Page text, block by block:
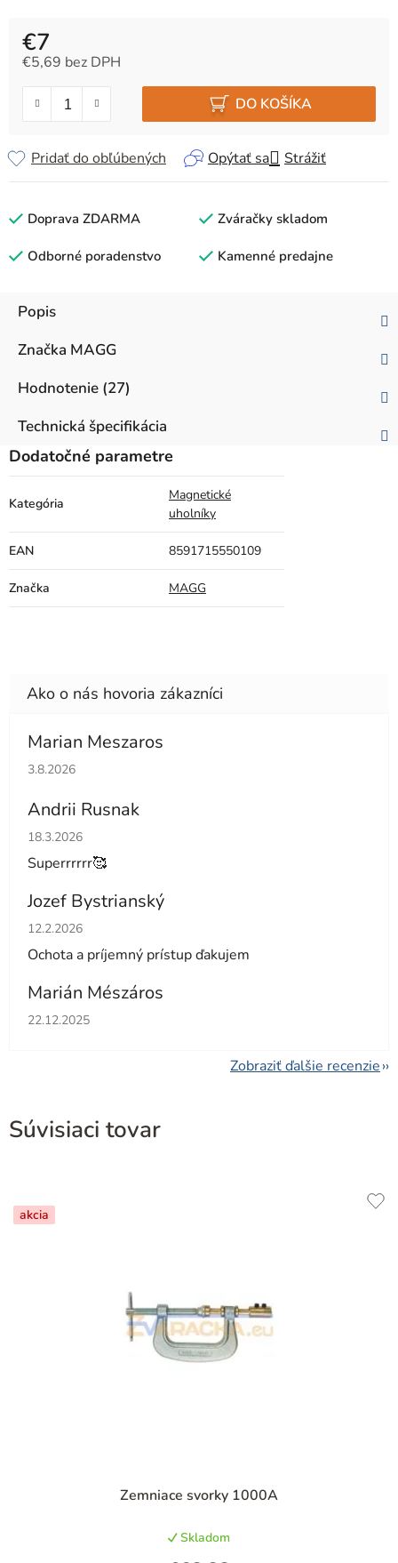
€7
€5,69 bez DPH
DO KOŠÍKA
Opýtať sa Strážiť
Pridať do obľúbených
Doprava ZDARMA Zváračky skladom
Odborné poradenstvo Kamenné predajne
Popis
Značka MAGG
Hodnotenie (27)
Technická špecifikácia
Dodatočné parametre
Kategória
Magnetické
uholníky
EAN 8591715550109
Značka MAGG
Marian Meszaros
Hodnotenie obchodu je 5 z 5 hviezdičiek.
3.8.2026
Andrii Rusnak
Hodnotenie obchodu je 5 z 5 hviezdičiek.
18.3.2026
Superrrrrr🥰
Jozef Bystrianský
Hodnotenie obchodu je 5 z 5 hviezdičiek.
12.2.2026
Ochota a príjemný prístup ďakujem
Marián Mészáros
Hodnotenie obchodu je 5 z 5 hviezdičiek.
22.12.2025
Zobraziť ďalšie recenzie
Súvisiaci tovar
akcia
Zemniace svorky 1000A
Skladom